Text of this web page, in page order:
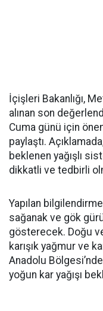
İçişleri Bakanlığı,
alınan son
Cuma günü için
paylaştı.
beklenen yağışlı
dikkatli ve tedbirli
Yapılan
sağanak ve gök
gösterecek. Doğu
karışık yağmur ve
Anadolu
yoğun kar yağışı